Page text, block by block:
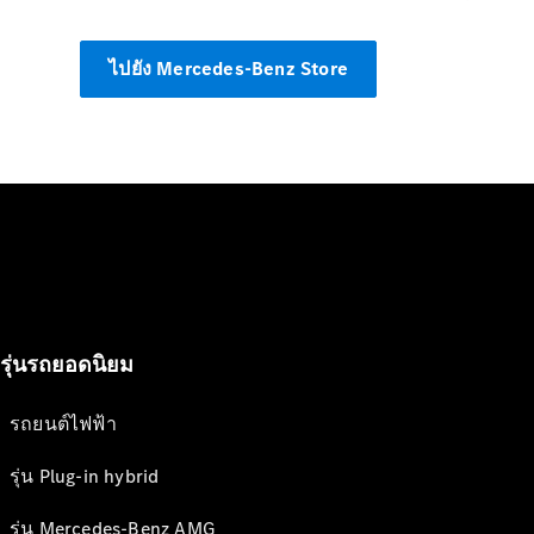
ไปยัง Mercedes-Benz Store
รุ่นรถยอดนิยม
รถยนต์ไฟฟ้า
รุ่น Plug-in hybrid
รุ่น Mercedes-Benz AMG